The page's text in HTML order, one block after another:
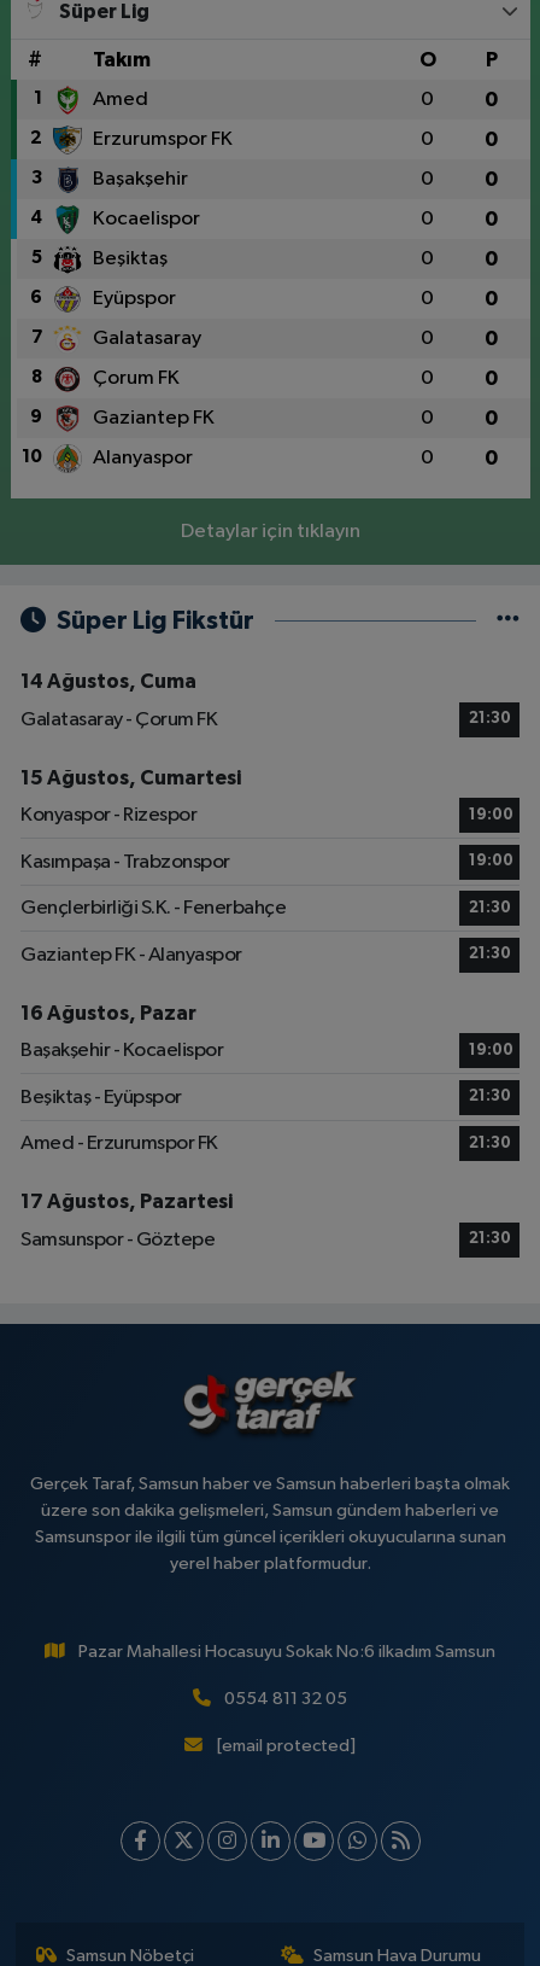
Süper Lig
# Takım O P
1 Amed 0 0
2 Erzurumspor FK 0 0
3 Başakşehir 0 0
4 Kocaelispor 0 0
5 Beşiktaş 0 0
6 Eyüpspor 0 0
7 Galatasaray 0 0
8 Çorum FK 0 0
9 Gaziantep FK 0 0
10 Alanyaspor 0 0
Detaylar için tıklayın
Süper Lig Fikstür
14 Ağustos, Cuma
Galatasaray - Çorum FK
21:30
15 Ağustos, Cumartesi
Konyaspor - Rizespor
19:00
Kasımpaşa - Trabzonspor 19:00
Gençlerbirliği S.K. - Fenerbahçe 21:30
Gaziantep FK - Alanyaspor 21:30
16 Ağustos, Pazar
Başakşehir - Kocaelispor
19:00
Beşiktaş - Eyüpspor 21:30
Amed - Erzurumspor FK 21:30
17 Ağustos, Pazartesi
Samsunspor - Göztepe
21:30
Gerçek Taraf, Samsun haber ve Samsun haberleri başta olmak
üzere son dakika gelişmeleri, Samsun gündem haberleri ve
Samsunspor ile ilgili tüm güncel içerikleri okuyucularına sunan
yerel haber platformudur.
Pazar Mahallesi Hocasuyu Sokak No:6 ilkadım Samsun
0554 811 32 05
[email protected]
Samsun Nöbetçi
Samsun Hava Durumu